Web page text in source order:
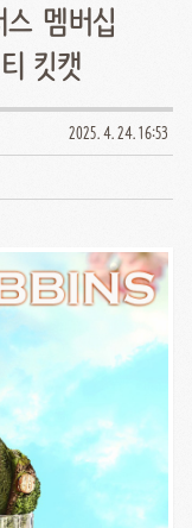
멤버십
킷캣
2025. 4. 24. 16:53